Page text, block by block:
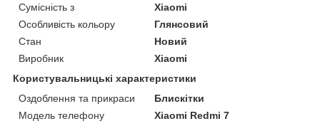
Сумісність з
Xiaomi
Особливість кольору
Глянсовий
Стан
Новий
Виробник
Xiaomi
Користувальницькі характеристики
Оздоблення та прикраси
Блискітки
Модель телефону
Xiaomi Redmi 7